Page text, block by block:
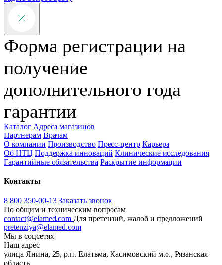
Форма регистрации на
получение
дополнительного года
гарантии
Каталог Адреса магазинов
Партнерам Врачам
О компании Производство Пресс-центр Карьера
Об НТЦ Поддержка инноваций Клинические исследования
Гарантийные обязательства Раскрытие информации
Контакты
8 800 350-00-13 Заказать звонок
По общим и техническим вопросам
contact@elamed.com Для претензий, жалоб и предложений
pretenziya@elamed.com
Мы в соцсетях
Наш адрес
улица Янина, 25, р.п. Елатьма, Касимовский м.о., Рязанская
область